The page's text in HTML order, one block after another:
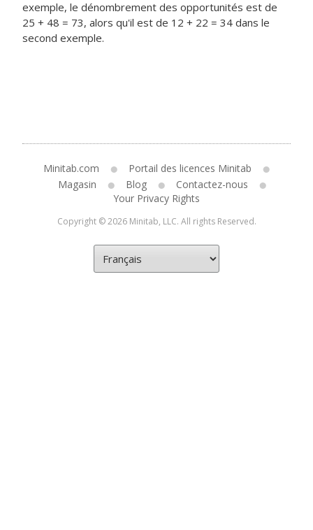
exemple, le dénombrement des opportunités est de
25 + 48 = 73, alors qu'il est de 12 + 22 = 34 dans le
second exemple.
Minitab.com
Portail des licences Minitab
Magasin
Blog
Contactez-nous
Your Privacy Rights
Copyright © 2026 Minitab, LLC. All rights Reserved.